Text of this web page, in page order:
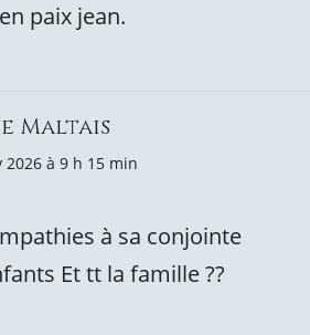
paix jean.
Maltais
2026 à 9 h 15 min
à sa conjointe
Et tt la famille ??